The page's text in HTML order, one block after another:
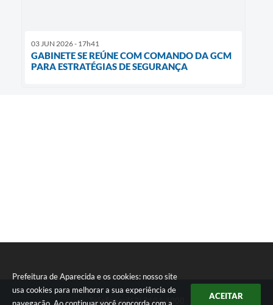
Prefeitura de Aparecida e os cookies: nosso site
usa cookies para melhorar a sua experiência de
ACEITAR
03 JUN 2026 - 17h41
GABINETE SE REÚNE COM COMANDO DA GCM
PARA ESTRATÉGIAS DE SEGURANÇA
Telefone: (12) 3104-4000